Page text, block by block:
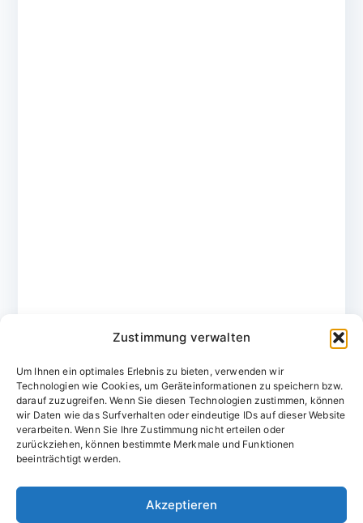
Zustimmung verwalten
Um Ihnen ein optimales Erlebnis zu bieten, verwenden wir
Technologien wie Cookies, um Geräteinformationen zu speichern bzw.
darauf zuzugreifen. Wenn Sie diesen Technologien zustimmen, können
wir Daten wie das Surfverhalten oder eindeutige IDs auf dieser Website
verarbeiten. Wenn Sie Ihre Zustimmung nicht erteilen oder
zurückziehen, können bestimmte Merkmale und Funktionen
beeinträchtigt werden.
Akzeptieren
Domainvergabestelle.de